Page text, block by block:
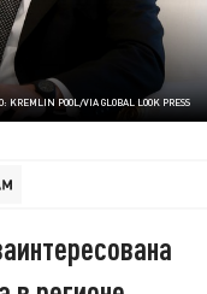
KREMLIN POOL/VIA GLOBAL LOOK PRESS